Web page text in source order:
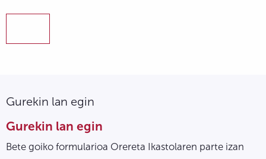
Gurekin lan egin
Gurekin lan egin
Bete goiko formularioa Orereta Ikastolaren parte izan